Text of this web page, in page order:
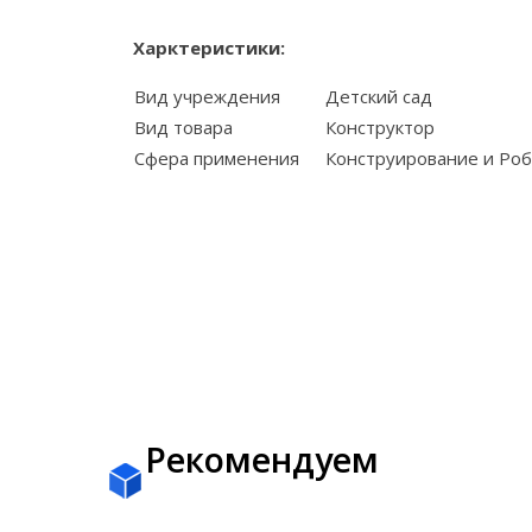
Харктеристики:
Вид учреждения
Детский сад
Вид товара
Конструктор
Сфера применения
Конструирование и
Рекомендуем